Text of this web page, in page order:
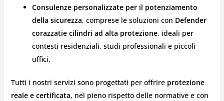
Consulenze personalizzate per il potenziamento
della sicurezza, comprese le soluzioni con Defender
corazzatie cilindri ad alta protezione, ideali per
contesti residenziali, studi professionali e piccoli
uffici.
Tutti i nostri servizi sono progettati per offrire protezione
reale e certificata, nel pieno rispetto delle normative e con